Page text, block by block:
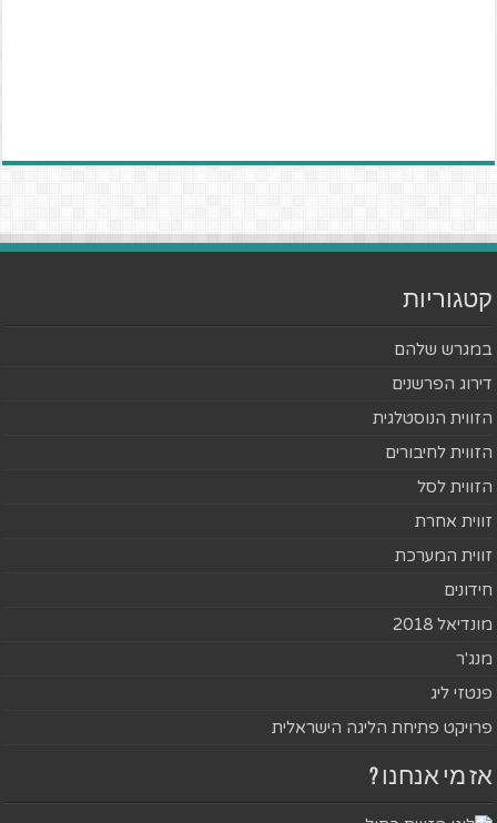
קטגוריות
במגרש שלהם
דירוג הפרשנים
הזווית הנוסטלגית
הזווית לחיבורים
הזווית לסל
זווית אחרת
זווית המערכת
חידונים
מונדיאל 2018
מנג'ר
פנטזי ליג
פרויקט פתיחת הליגה הישראלית
אז מי אנחנו ?